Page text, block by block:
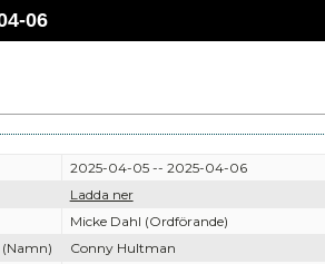
06
2025-04-05 -- 2025-04-06
Ladda ner
Micke Dahl (Ordförande)
Conny Hultman